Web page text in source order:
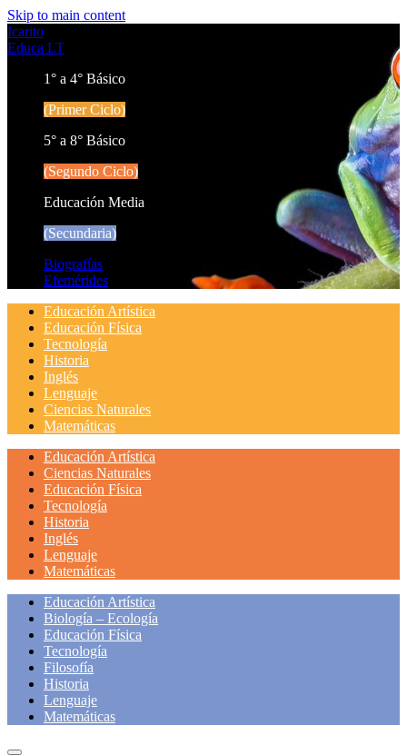
Skip to main content
Icarito
Educa LT
1° a 4° Básico
(Primer Ciclo)
5° a 8° Básico
(Segundo Ciclo)
Educación Media
(Secundaria)
Biografías
Efemérides
Educación Artística
Educación Física
Tecnología
Historia
Inglés
Lenguaje
Ciencias Naturales
Matemáticas
Educación Artística
Ciencias Naturales
Educación Física
Tecnología
Historia
Inglés
Lenguaje
Matemáticas
Educación Artística
Biología – Ecología
Educación Física
Tecnología
Filosofía
Historia
Lenguaje
Matemáticas